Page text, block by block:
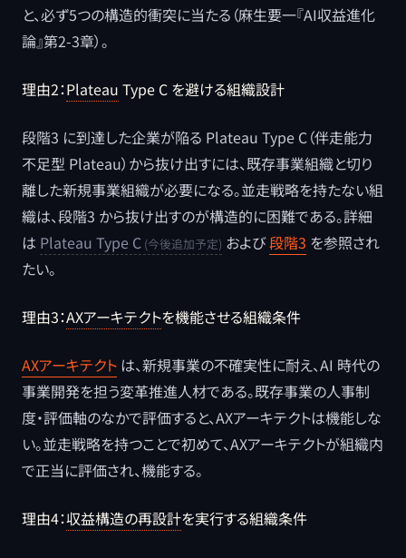
と、必ず5つの構造的衝突に当たる（麻生要一『AI収益進化
論』第2-3章）。
理由2：Plateau Type C を避ける組織設計
段階3 に到達した企業が陥る Plateau Type C（伴走能力
不足型 Plateau）から抜け出すには、既存事業組織と切り
離した新規事業組織が必要になる。並走戦略を持たない組
織は、段階3 から抜け出すのが構造的に困難である。詳細
は Plateau Type C および段階3 を参照され
たい。
理由3：AXアーキテクトを機能させる組織条件
AXアーキテクト は、新規事業の不確実性に耐え、AI 時代の
事業開発を担う変革推進人材である。既存事業の人事制
度・評価軸のなかで評価すると、AXアーキテクトは機能しな
い。並走戦略を持つことで初めて、AXアーキテクトが組織内
で正当に評価され、機能する。
理由4：収益構造の再設計を実行する組織条件